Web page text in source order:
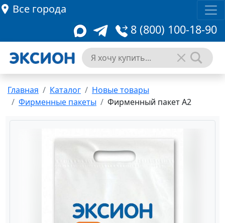
Все города
8 (800) 100-18-90
Главная Каталог
Новые товары
Фирменные пакеты
Фирменный пакет А2